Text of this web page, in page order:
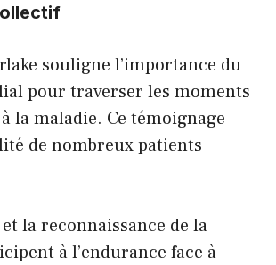
souligne l’importance du
pour traverser les moments
la maladie. Ce témoignage
de nombreux patients
la reconnaissance de la
à l’endurance face à